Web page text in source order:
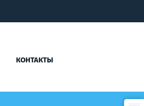
КОНТАКТЫ